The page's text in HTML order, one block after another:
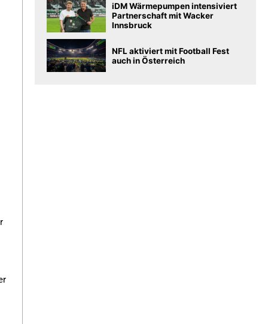
iDM Wärmepumpen intensiviert
Partnerschaft mit Wacker
Innsbruck
NFL aktiviert mit Football Fest
auch in Österreich